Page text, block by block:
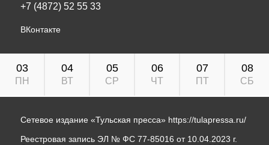
+7 (4872) 52 55 33
ВКонтакте
03
ПН
04
ВТ
05
СР
06
ЧТ
07
ПТ
08
СБ
Сетевое издание «Тульская пресса» https://tulapressa.ru/
Реестровая запись ЭЛ № ФС 77-85016 от 10.04.2023 г.